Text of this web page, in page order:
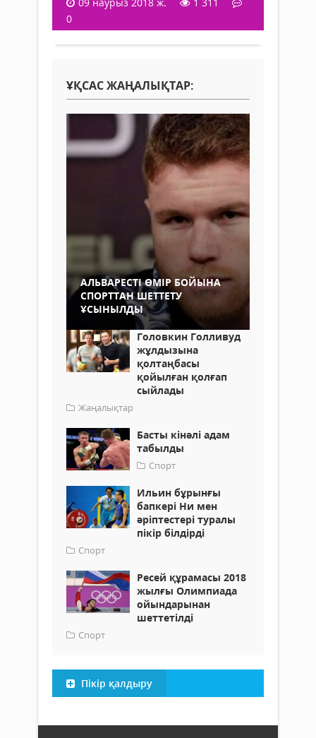
0
ҰҚСАС ЖАҢАЛЫҚТАР:
АЛЬВАРЕСТІ ӨМІР БОЙЫНА
СПОРТТАН ШЕТТЕТУ
ҰСЫНЫЛДЫ
Головкин Голливуд
жұлдызына
қолтаңбасы
қойылған қолғап
сыйлады
Жаңалықтар
Басты кінәлі адам
табылды
Спорт
Ильин бұрынғы
бапкері Ни мен
әріптестері туралы
пікір білдірді
Спорт
Ресей құрамасы 2018
жылғы Олимпиада
ойындарынан
шеттетілді
Спорт
Пікір қалдыру